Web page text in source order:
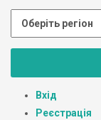
Вхід
Реєстрація